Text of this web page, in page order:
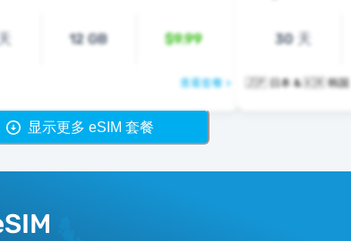
12 GB $9.99
查看套餐 >
30 天
🇯🇵 日本 & 🇰🇷 韩国
显示更多 eSIM 套餐